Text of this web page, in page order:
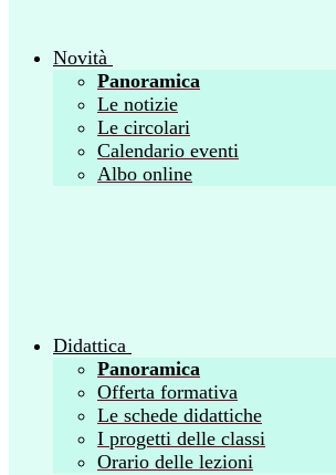
Novità
Panoramica
Le notizie
Le circolari
Calendario eventi
Albo online
Didattica
Panoramica
Offerta formativa
Le schede didattiche
I progetti delle classi
Orario delle lezioni